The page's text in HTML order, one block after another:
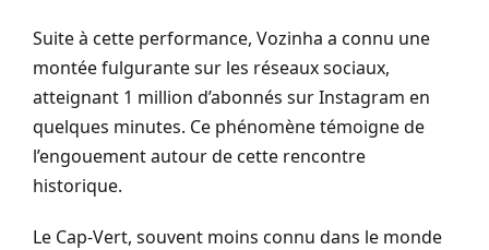
Suite à cette performance, Vozinha a connu une
montée fulgurante sur les réseaux sociaux,
atteignant 1 million d’abonnés sur Instagram en
quelques minutes. Ce phénomène témoigne de
l’engouement autour de cette rencontre
historique.
Le Cap-Vert, souvent moins connu dans le monde